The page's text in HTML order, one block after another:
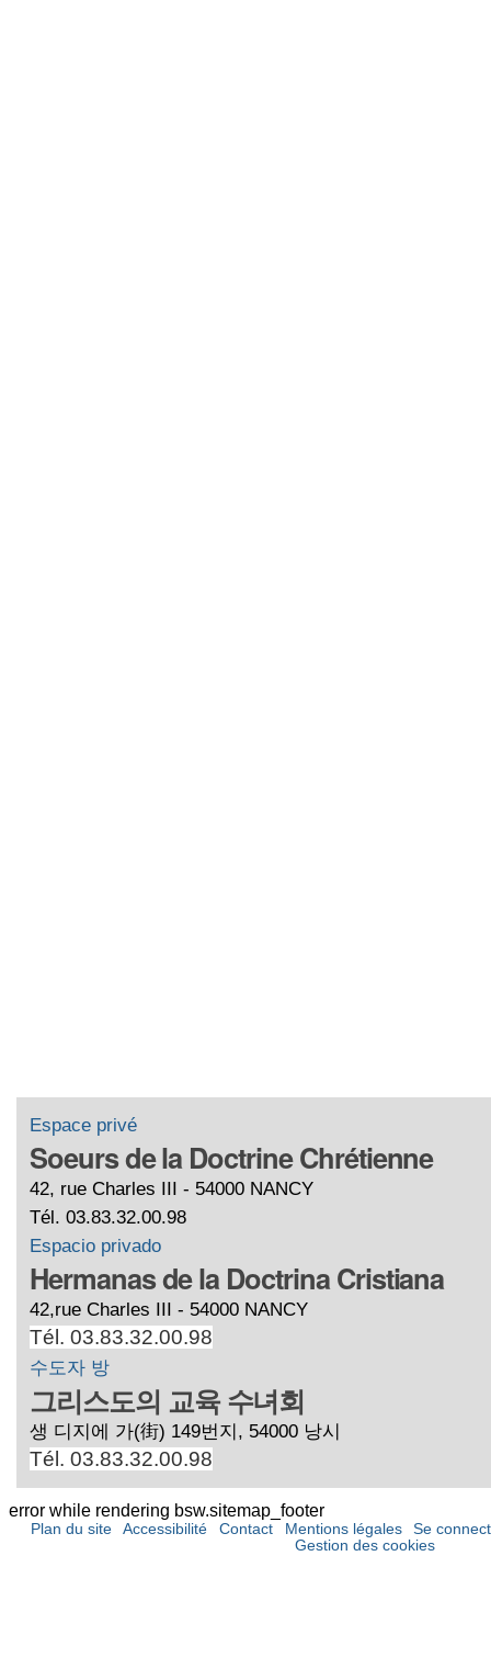
Espace privé
Soeurs de la Doctrine Chrétienne
42, rue Charles III - 54000 NANCY
Tél. 03.83.32.00.98
Espacio privado
Hermanas de la Doctrina Cristiana
42,rue Charles III - 54000 NANCY
Tél. 03.83.32.00.98
수도자 방
그리스도의 교육 수녀회
생 디지에 가(街) 149번지, 54000 낭시
Tél. 03.83.32.00.98
error while rendering bsw.sitemap_footer
Plan du site Accessibilité Contact Mentions légales
Se
Gestion des cookies